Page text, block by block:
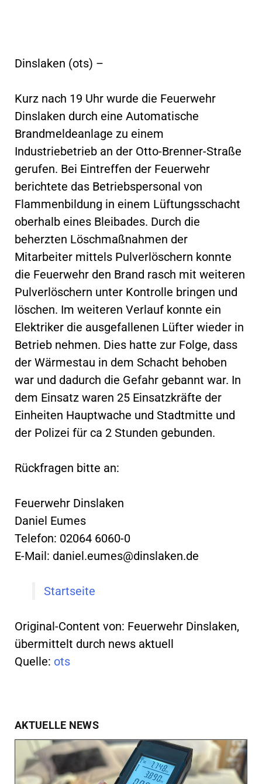
Dinslaken (ots) –
Kurz nach 19 Uhr wurde die Feuerwehr
Dinslaken durch eine Automatische
Brandmeldeanlage zu einem
Industriebetrieb an der Otto-Brenner-Straße
gerufen. Bei Eintreffen der Feuerwehr
berichtete das Betriebspersonal von
Flammenbildung in einem Lüftungsschacht
oberhalb eines Bleibades. Durch die
beherzten Löschmaßnahmen der
Mitarbeiter mittels Pulverlöschern konnte
die Feuerwehr den Brand rasch mit weiteren
Pulverlöschern unter Kontrolle bringen und
löschen. Im weiteren Verlauf konnte ein
Elektriker die ausgefallenen Lüfter wieder in
Betrieb nehmen. Dies hatte zur Folge, dass
der Wärmestau in dem Schacht behoben
war und dadurch die Gefahr gebannt war. In
dem Einsatz waren 25 Einsatzkräfte der
Einheiten Hauptwache und Stadtmitte und
der Polizei für ca 2 Stunden gebunden.
Rückfragen bitte an:
Feuerwehr Dinslaken
Daniel Eumes
Telefon: 02064 6060-0
E-Mail: daniel.eumes@dinslaken.de
Startseite
Original-Content von: Feuerwehr Dinslaken,
übermittelt durch news aktuell
Quelle: ots
AKTUELLE NEWS